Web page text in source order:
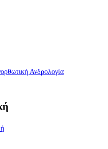
Ανδρολογία